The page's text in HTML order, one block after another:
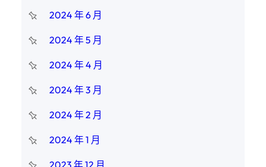
2024 年 6 月
2024 年 5 月
2024 年 4 月
2024 年 3 月
2024 年 2 月
2024 年 1 月